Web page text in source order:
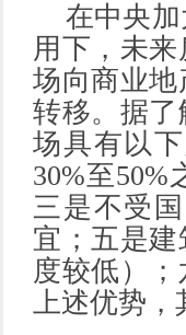
在中央加
用下，未
场向商业
转移。据
场具有以
30%至
三是不受
宜；五是
度较低）
上述优势，